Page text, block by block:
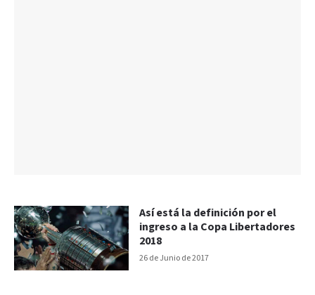
26 de Junio de 2017
Así está la definición por el
ingreso a la Copa Libertadores
2018